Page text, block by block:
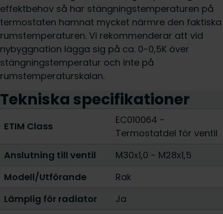
effektbehov så har stängningstemperaturen på
termostaten hamnat mycket närmre den faktiska
rumstemperaturen. Vi rekommenderar att vid
nybyggnation lägga sig på ca. 0-0,5K över
stängningstemperatur och inte på
rumstemperaturskalan.
Tekniska specifikationer
ETIM Class
EC010064 -
Termostatdel för ventil
Anslutning till ventil
M30x1,0 - M28x1,5
Modell/Utförande
Rak
Lämplig för radiator
Ja